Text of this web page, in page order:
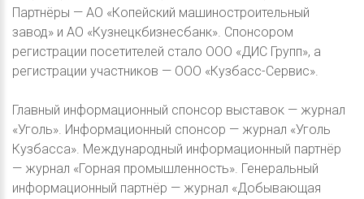
Партнёры — АО «Копейский машиностроительный
завод» и АО «Кузнецкбизнесбанк». Спонсором
регистрации посетителей стало ООО «ДИС Групп», а
регистрации участников — ООО «Кузбасс-Сервис».
Главный информационный спонсор выставок — журнал
«Уголь». Информационный спонсор — журнал «Уголь
Кузбасса». Международный информационный партнёр
— журнал «Горная промышленность». Генеральный
информационный партнёр — журнал «Добывающая